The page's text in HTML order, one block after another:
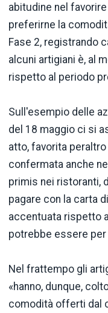
abitudine nel
preferirne la
Fase 2, registrando
alcuni artigiani è, al
rispetto al periodo
Sull'esempio delle
del 18 maggio ci si
atto, favorita
confermata anche
primis nei ristoranti,
pagare con la carta
accentuata rispetto
potrebbe essere per
Nel frattempo gli
«hanno, dunque,
comodità offerti dal